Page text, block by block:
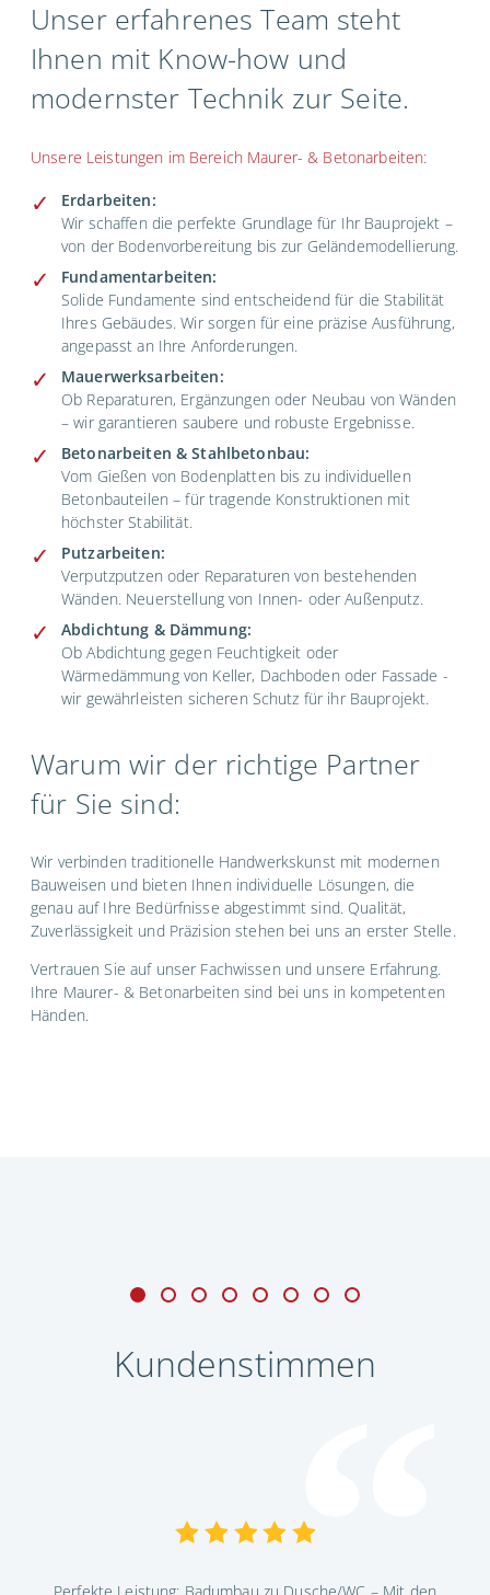
Unser erfahrenes Team steht
Ihnen mit Know-how und
modernster Technik zur Seite.
Unsere Leistungen im Bereich Maurer- & Betonarbeiten:
Erdarbeiten:
Wir schaffen die perfekte Grundlage für Ihr Bauprojekt –
von der Bodenvorbereitung bis zur Geländemodellierung.
Fundamentarbeiten:
Solide Fundamente sind entscheidend für die Stabilität
Ihres Gebäudes. Wir sorgen für eine präzise Ausführung,
angepasst an Ihre Anforderungen.
Mauerwerksarbeiten:
Ob Reparaturen, Ergänzungen oder Neubau von Wänden
– wir garantieren saubere und robuste Ergebnisse.
Betonarbeiten & Stahlbetonbau:
Vom Gießen von Bodenplatten bis zu individuellen
Betonbauteilen – für tragende Konstruktionen mit
höchster Stabilität.
Putzarbeiten:
Verputzputzen oder Reparaturen von bestehenden
Wänden. Neuerstellung von Innen- oder Außenputz.
Abdichtung & Dämmung:
Ob Abdichtung gegen Feuchtigkeit oder
Wärmedämmung von Keller, Dachboden oder Fassade -
wir gewährleisten sicheren Schutz für ihr Bauprojekt.
Warum wir der richtige Partner
für Sie sind:
Wir verbinden traditionelle Handwerkskunst mit modernen
Bauweisen und bieten Ihnen individuelle Lösungen, die
genau auf Ihre Bedürfnisse abgestimmt sind. Qualität,
Zuverlässigkeit und Präzision stehen bei uns an erster Stelle.
Vertrauen Sie auf unser Fachwissen und unsere Erfahrung.
Ihre Maurer- & Betonarbeiten sind bei uns in kompetenten
Händen.
Kundenstimmen